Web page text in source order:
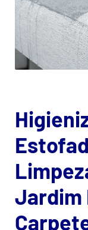
Jardim